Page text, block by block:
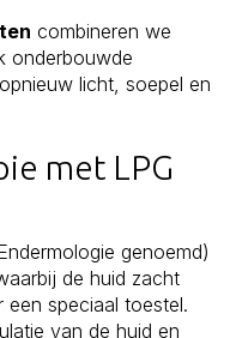
combineren we
onderbouwde
licht, soepel en
met LPG
genoemd)
de huid zacht
speciaal toestel.
van de huid en